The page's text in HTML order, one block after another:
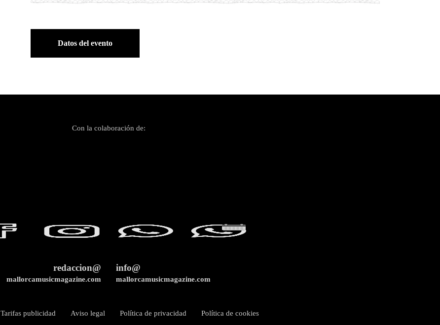
Datos del evento
Con la colaboración de:
redaccion@
mallorcamusicmagazine.com
info@
mallorcamusicmagazine.com
Tarifas publicidad Aviso legal Política de privacidad Política de cookies